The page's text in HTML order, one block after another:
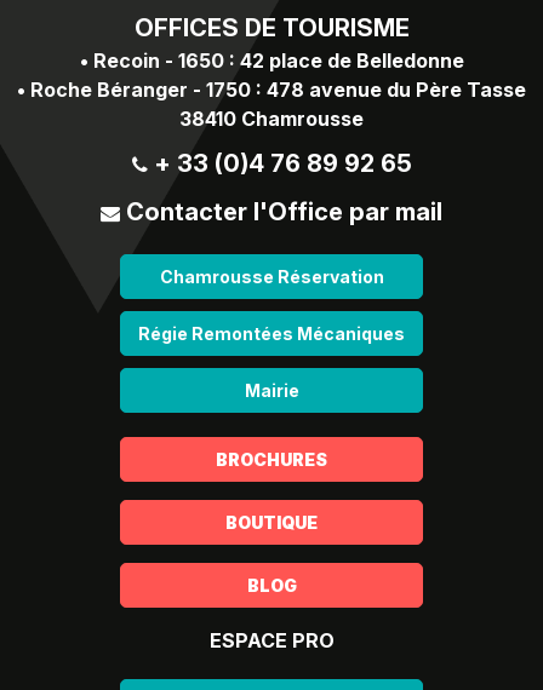
OFFICES DE TOURISME
• Recoin - 1650 : 42 place de Belledonne
• Roche Béranger - 1750 : 478 avenue du Père Tasse
38410 Chamrousse
+ 33 (0)4 76 89 92 65
Contacter l'Office par mail
Chamrousse Réservation
Régie Remontées Mécaniques
Mairie
BROCHURES
BOUTIQUE
BLOG
ESPACE PRO